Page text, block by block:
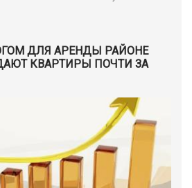
ДЛЯ АРЕНДЫ РАЙОНЕ
КВАРТИРЫ ПОЧТИ ЗА